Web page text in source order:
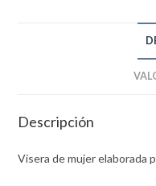
Descripción
Visera de mujer elaborada